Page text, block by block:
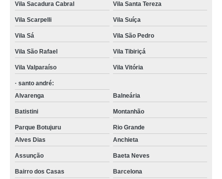
Vila Sacadura Cabral Vila Santa Tereza
Vila Scarpelli Vila Suíça
Vila Sá Vila São Pedro
Vila São Rafael Vila Tibiriçá
Vila Valparaíso Vila Vitória
· santo andré:
Alvarenga
Balneária
Batistini Montanhão
Parque Botujuru
Rio Grande
Alves Dias
Anchieta
Assunção Baeta Neves
Bairro dos Casas Barcelona